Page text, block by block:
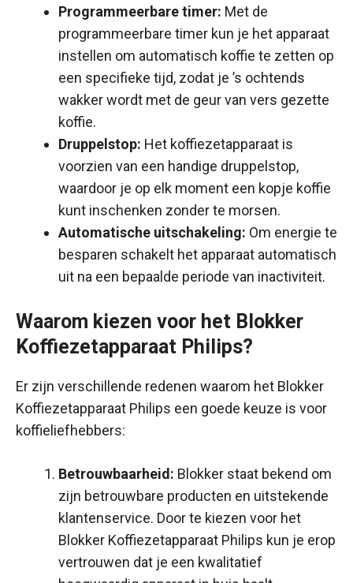
Programmeerbare timer: Met de
programmeerbare timer kun je het apparaat
instellen om automatisch koffie te zetten op
een specifieke tijd, zodat je ’s ochtends
wakker wordt met de geur van vers gezette
koffie.
Druppelstop: Het koffiezetapparaat is
voorzien van een handige druppelstop,
waardoor je op elk moment een kopje koffie
kunt inschenken zonder te morsen.
Automatische uitschakeling: Om energie te
besparen schakelt het apparaat automatisch
uit na een bepaalde periode van inactiviteit.
Waarom kiezen voor het Blokker
Koffiezetapparaat Philips?
Er zijn verschillende redenen waarom het Blokker
Koffiezetapparaat Philips een goede keuze is voor
koffieliefhebbers:
Betrouwbaarheid: Blokker staat bekend om
zijn betrouwbare producten en uitstekende
klantenservice. Door te kiezen voor het
Blokker Koffiezetapparaat Philips kun je erop
vertrouwen dat je een kwalitatief